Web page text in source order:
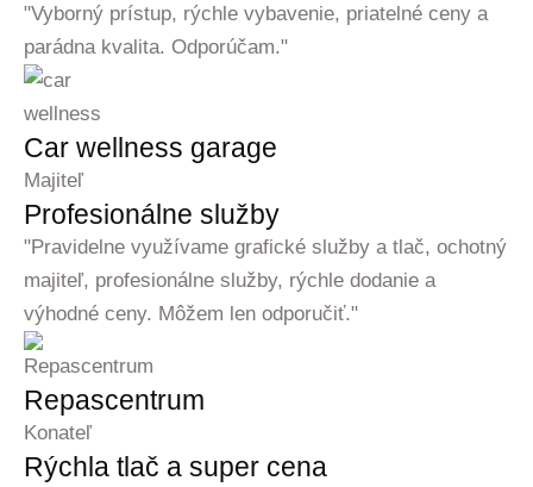
"Vyborný prístup, rýchle vybavenie, priatelné ceny a
parádna kvalita. Odporúčam."
Car wellness garage
Majiteľ
Profesionálne služby
"Pravidelne využívame grafické služby a tlač, ochotný
majiteľ, profesionálne služby, rýchle dodanie a
výhodné ceny. Môžem len odporučiť."
Repascentrum
Konateľ
Rýchla tlač a super cena